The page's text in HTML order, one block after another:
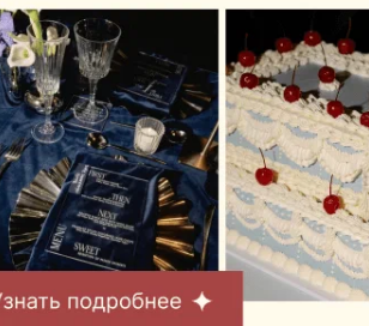
он был хорошо обжит. Здесь не
Казалось, люди вокруг
а это гармонично вписывалось в
отразилась и в дизайне. Если
можно заметить, что «Бейкери дю
в виде внутреннего дворика.